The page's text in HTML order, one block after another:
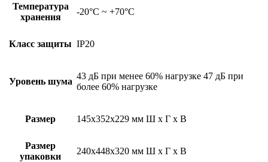
Температура
хранения
-20°C ~ +70°C
Класс защиты IP20
Уровень шума
43 дБ при менее 60% нагрузке 47 дБ при
более 60% нагрузке
Размер 145х352х229 мм Ш х Г х В
Размер
упаковки
240х448х320 мм Ш х Г х В